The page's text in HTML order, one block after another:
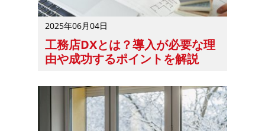
2025年06月04日
工務店DXとは？導入が必要な理
由や成功するポイントを解説